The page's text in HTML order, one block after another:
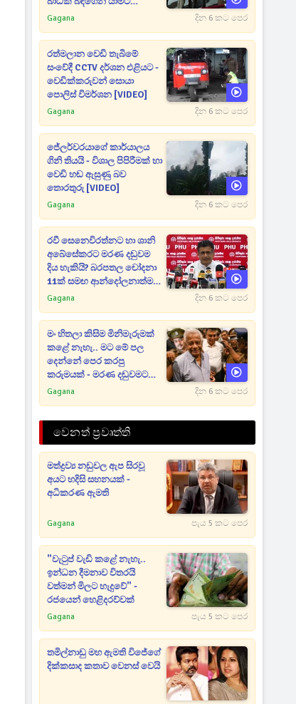
උත්සාහයක [VIDEO]
Gagana දින 6 කට පෙර
රත්මලාන වෙඩි තැබීමේ
සංවේදී CCTV දර්ශන එළියට -
වෙඩික්කරුවන් සොයා
පොලිස් විමර්ශන [VIDEO]
Gagana දින 6 කට පෙර
ජේලර්වරයාගේ කාර්යාලය
ගිනි තියයි - විශාල පිපිරීමක් හා
වෙඩි හඬ ඇසුණු බව
තොරතුරු [VIDEO]
Gagana දින 6 කට පෙර
රවී සෙනෙවිරත්නට හා ශානි
අබේසේකරට මරණ දඬුවම
දිය හැකියි? බරපතල චෝදනා
11ක් සමඟ ආන්දෝලනාත්මක
ප්‍රකාශයක් [VIDEO]
Gagana දින 6 කට පෙර
මං හිතලා කිසිම මිනිමැරුමක්
කළේ නැහැ.. මට මේ පල
දෙන්නේ පෙර කරපු
කරුමයක් - මරණ දඬුවමට
කළින් කට ඇරපු පූජිත් හඬා
Gagana දින 6 කට පෙර
වෙනත් ප්‍රවෘත්ති
මත්ද්‍රව්‍ය නඩුවල ඇප සිරවූ
අයට හදිසි සහනයක් -
අධිකරණ ඇමති
Gagana පැය 5 කට පෙර
"වැටුප් වැඩි කළේ නැහැ..
ඉන්ධන දීමනාව විතරයි
වත්මන් මිලට හැදුවේ" -
රජයෙන් හෙළිදරව්වක්
Gagana පැය 5 කට පෙර
තමිල්නාඩු මහ ඇමති විජේගේ
දික්කසාද කතාව වෙනස් වෙයි